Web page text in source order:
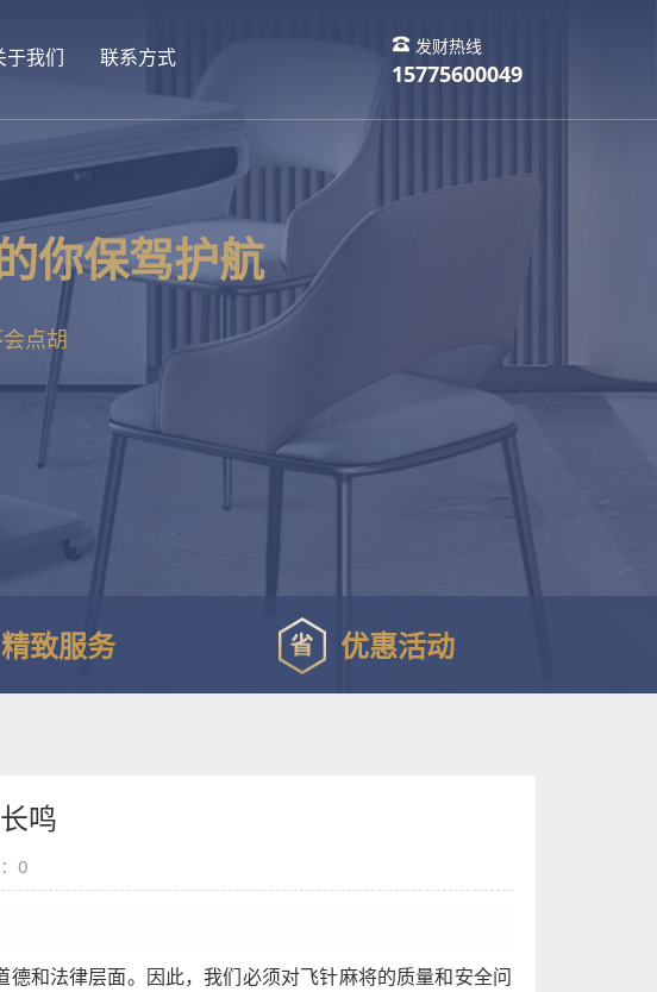
于我们 联系方式 发财热线
15775600049
你保驾护航
点胡
精致服务 优惠活动
鸣
0
和法律层面。因此，我们必须对飞针麻将的质量和安全问